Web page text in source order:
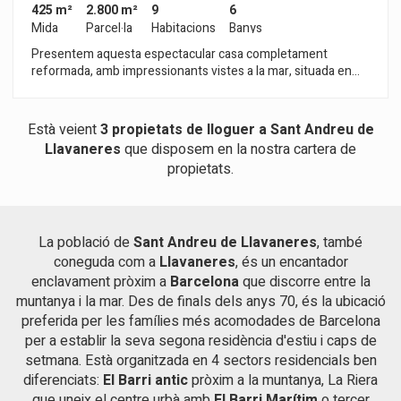
425 m²
Mida
2.800 m²
Parcel·la
9
Habitacions
6
Banys
Presentem aquesta espectacular casa completament
reformada, amb impressionants vistes a la mar, situada en
més prestigioses de la costa catalana, aquesta espectacular
residència combina a la perfecció dissenyo contemporani,
privacitat, lluminositat i vistes panoràmiques a la mar
exterior. La propietat destaca per la seva excel·lent
lluminositat i distribució funcional, aportant confort i
elegància en cadascun dels seus espais. Entre els seus
principals atributs s'inclouen vistes inigualables a la mar des
de la majoria de les estades, decoració minimalista de gran
sofisticació, armaris de paret i vestidor en dos de les
habitacions. Encantador porxo, jardí completament pla i
piscina amb vista obertes. Proximitat a la mar, brindant una
experiència de luxe en cada detall. Situada en una exclusiva
zona residencial privada amb servei de seguretat, aquest
Està veient3 propietats de lloguer a Sant Andreu de
Llavaneres que disposem en la nostra cartera de
propietats.
La població deSant Andreu de Llavaneres, també
coneguda com a Llavaneres, és un encantador
enclavament pròxim a Barcelonaque discorre entre la
muntanya i la mar. Des de finals dels anys 70, és la ubicació
preferida per les famílies més acomodades de Barcelona
per a establir la seva segona residència d'estiu i caps de
setmana. Està organitzada en 4 sectors residencials ben
diferenciats: El Barri anticpròxim a la muntanya, La Riera